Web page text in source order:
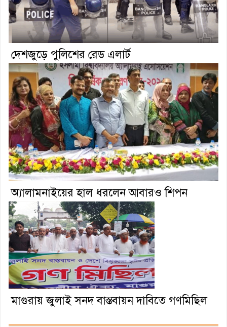
দেশজুড়ে পুলিশের রেড এলার্ট
অ্যালামনাইয়ের হাল ধরলেন আবারও শিপন
মাগুরায় জুলাই সনদ বাস্তবায়ন দাবিতে গণমিছিল